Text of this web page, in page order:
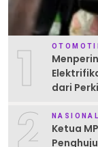
1
dari
2 NASIONAL
Ketua